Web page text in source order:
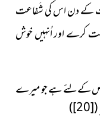
کے دن اس کی شَفاعت
کرے اور اُنہیں خوش
ہے جو میرے
(
[20]
)